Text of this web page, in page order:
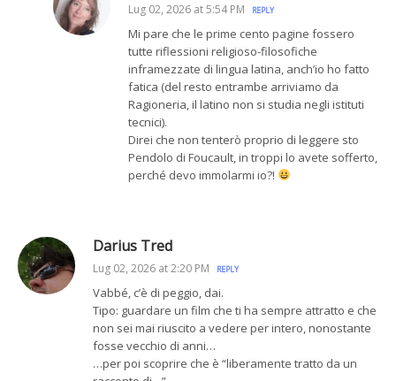
Lug 02, 2026 at 5:54 PM REPLY
Mi pare che le prime cento pagine fossero
tutte riflessioni religioso-filosofiche
inframezzate di lingua latina, anch’io ho fatto
fatica (del resto entrambe arriviamo da
Ragioneria, il latino non si studia negli istituti
tecnici).
Direi che non tenterò proprio di leggere sto
Pendolo di Foucault, in troppi lo avete sofferto,
perché devo immolarmi io?!
Darius Tred
Lug 02, 2026 at 2:20 PM REPLY
Vabbé, c’è di peggio, dai.
Tipo: guardare un film che ti ha sempre attratto e che
non sei mai riuscito a vedere per intero, nonostante
fosse vecchio di anni…
…per poi scoprire che è “liberamente tratto da un